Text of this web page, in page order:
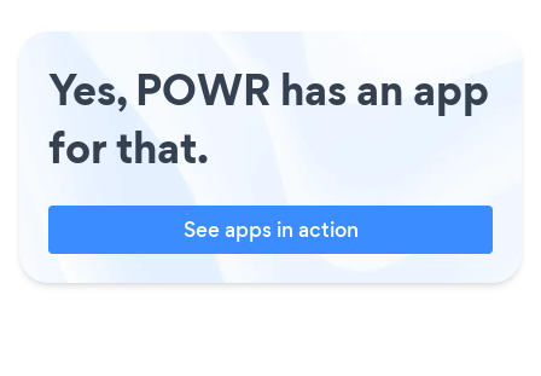
Yes, POWR has an app
for that.
See apps in action